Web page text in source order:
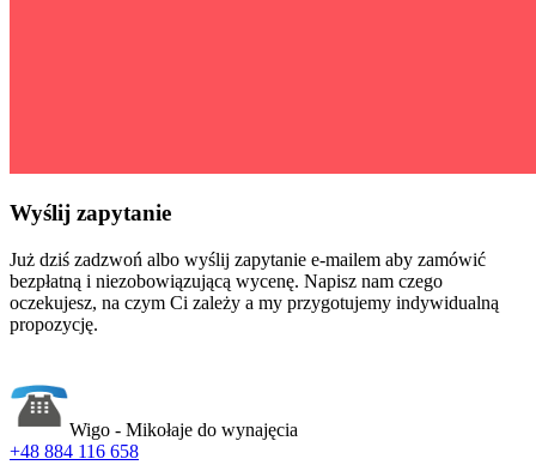
Wyślij zapytanie
Już dziś zadzwoń albo wyślij zapytanie e-mailem aby zamówić
bezpłatną i niezobowiązującą wycenę. Napisz nam czego
oczekujesz, na czym Ci zależy a my przygotujemy indywidualną
propozycję.
Wigo - Mikołaje do wynajęcia
+48 884 116 658